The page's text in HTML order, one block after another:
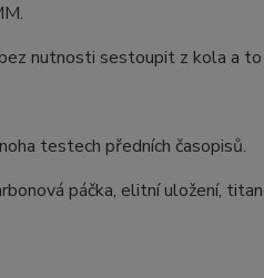
nutnosti sestoupit z kola a to
testech předních časopisů.
páčka, elitní uložení,